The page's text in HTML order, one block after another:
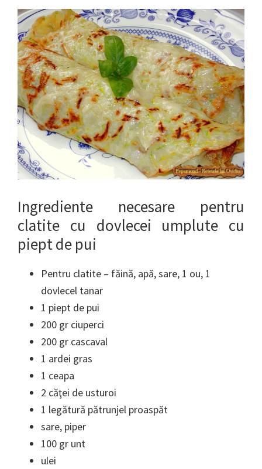
Ingrediente necesare pentru
clatite cu dovlecei umplute cu
piept de pui
Pentru clatite – făină, apă, sare, 1 ou, 1
dovlecel tanar
1 piept de pui
200 gr ciuperci
200 gr cascaval
1 ardei gras
1 ceapa
2 căţei de usturoi
1 legătură pătrunjel proaspăt
sare, piper
100 gr unt
ulei